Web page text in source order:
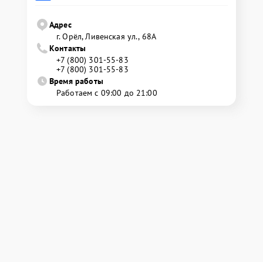
Адрес
г. Орёл, Ливенская ул., 68А
Контакты
+7 (800) 301-55-83
+7 (800) 301-55-83
Время работы
Работаем с 09:00 до 21:00